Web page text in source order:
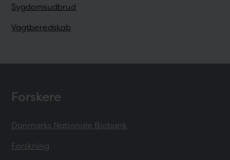
Sygdomsudbrud
Vagtberedskab
Forskere
Danmarks Nationale Biobank
Forskning